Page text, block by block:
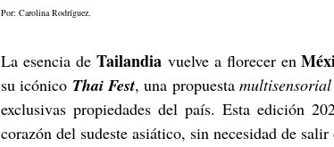
Por: Carolina Rodríguez.
La esencia de Tailandia vuelve a florecer en
su icónico Thai Fest, una propuesta multisensorial
exclusivas propiedades del país. Esta edición
corazón del sudeste asiático, sin necesidad de salir